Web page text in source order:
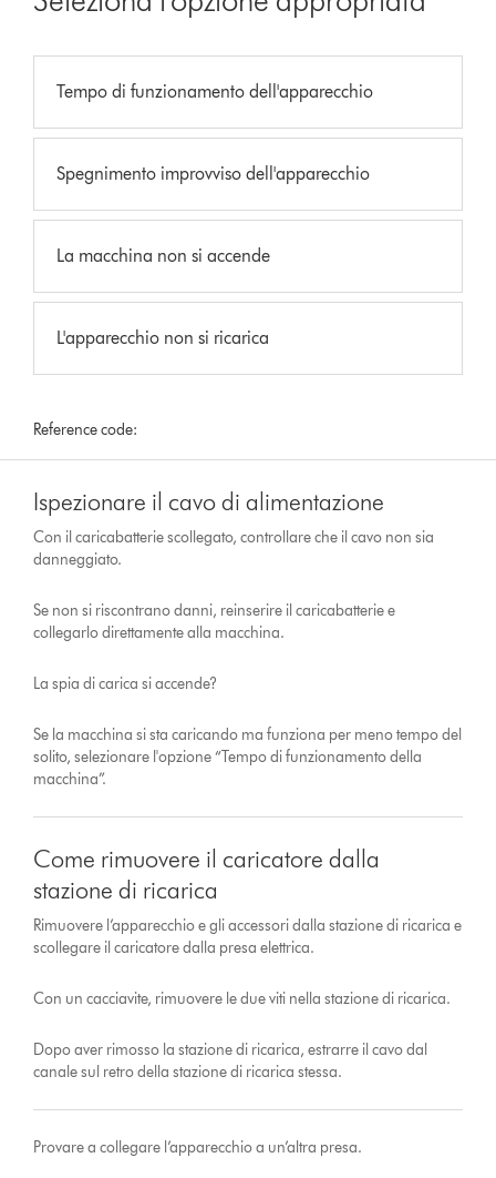
Tempo di funzionamento dell'apparecchio
Spegnimento improvviso dell'apparecchio
La macchina non si accende
L'apparecchio non si ricarica
Reference code:
Ispezionare il cavo di alimentazione
Con il caricabatterie scollegato, controllare che il cavo non sia
danneggiato.
Se non si riscontrano danni, reinserire il caricabatterie e
collegarlo direttamente alla macchina.
La spia di carica si accende?
Se la macchina si sta caricando ma funziona per meno tempo del
solito, selezionare l'opzione “Tempo di funzionamento della
macchina”.
Come rimuovere il caricatore dalla
stazione di ricarica
Rimuovere l’apparecchio e gli accessori dalla stazione di ricarica e
scollegare il caricatore dalla presa elettrica.
Con un cacciavite, rimuovere le due viti nella stazione di ricarica.
Dopo aver rimosso la stazione di ricarica, estrarre il cavo dal
canale sul retro della stazione di ricarica stessa.
Provare a collegare l’apparecchio a un’altra presa.